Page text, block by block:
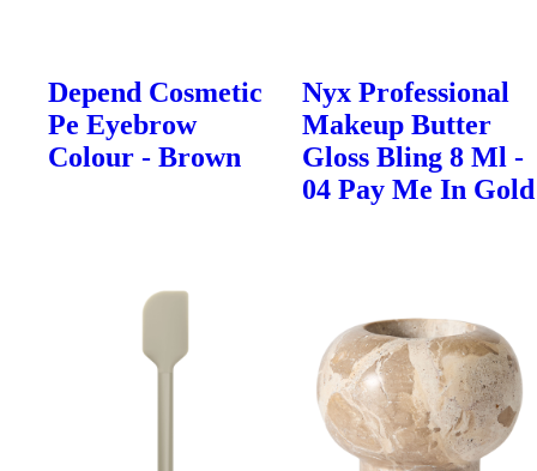
Depend Cosmetic
Pe Eyebrow
Colour - Brown
Nyx Professional
Makeup Butter
Gloss Bling 8 Ml -
04 Pay Me In Gold